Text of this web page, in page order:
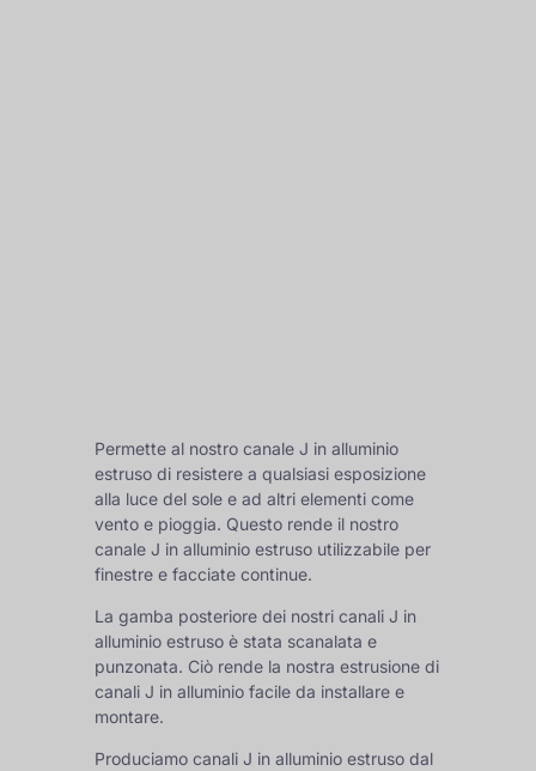
Permette al nostro canale J in alluminio
estruso di resistere a qualsiasi esposizione
alla luce del sole e ad altri elementi come
vento e pioggia. Questo rende il nostro
canale J in alluminio estruso utilizzabile per
finestre e facciate continue.
La gamba posteriore dei nostri canali J in
alluminio estruso è stata scanalata e
punzonata. Ciò rende la nostra estrusione di
canali J in alluminio facile da installare e
montare.
Produciamo canali J in alluminio estruso dal